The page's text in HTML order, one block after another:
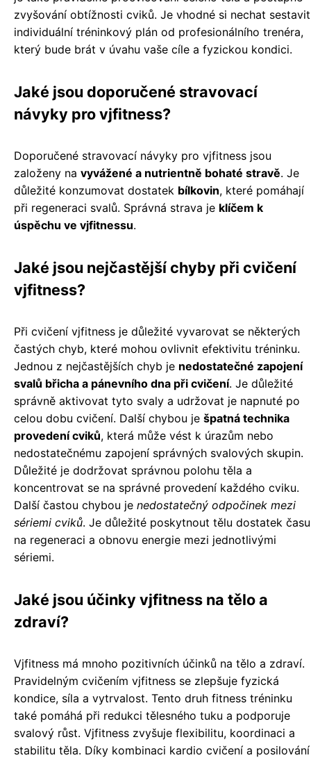
zvyšování obtížnosti cviků. Je vhodné si nechat sestavit
individuální tréninkový plán od profesionálního trenéra,
který bude brát v úvahu vaše cíle a fyzickou kondici.
Jaké jsou doporučené stravovací
návyky pro vjfitness?
Doporučené stravovací návyky pro vjfitness jsou
založeny na vyvážené a nutrientně bohaté stravě. Je
důležité konzumovat dostatek bílkovin, které pomáhají
při regeneraci svalů. Správná strava je klíčem k
úspěchu ve vjfitnessu.
Jaké jsou nejčastější chyby při cvičení
vjfitness?
Při cvičení vjfitness je důležité vyvarovat se některých
častých chyb, které mohou ovlivnit efektivitu tréninku.
Jednou z nejčastějších chyb je nedostatečné zapojení
svalů břicha a pánevního dna při cvičení. Je důležité
správně aktivovat tyto svaly a udržovat je napnuté po
celou dobu cvičení. Další chybou je špatná technika
provedení cviků, která může vést k úrazům nebo
nedostatečnému zapojení správných svalových skupin.
Důležité je dodržovat správnou polohu těla a
koncentrovat se na správné provedení každého cviku.
Další častou chybou je nedostatečný odpočinek mezi
sériemi cviků. Je důležité poskytnout tělu dostatek času
na regeneraci a obnovu energie mezi jednotlivými
sériemi.
Jaké jsou účinky vjfitness na tělo a
zdraví?
Vjfitness má mnoho pozitivních účinků na tělo a zdraví.
Pravidelným cvičením vjfitness se zlepšuje fyzická
kondice, síla a vytrvalost. Tento druh fitness tréninku
také pomáhá při redukci tělesného tuku a podporuje
svalový růst. Vjfitness zvyšuje flexibilitu, koordinaci a
stabilitu těla. Díky kombinaci kardio cvičení a posilování